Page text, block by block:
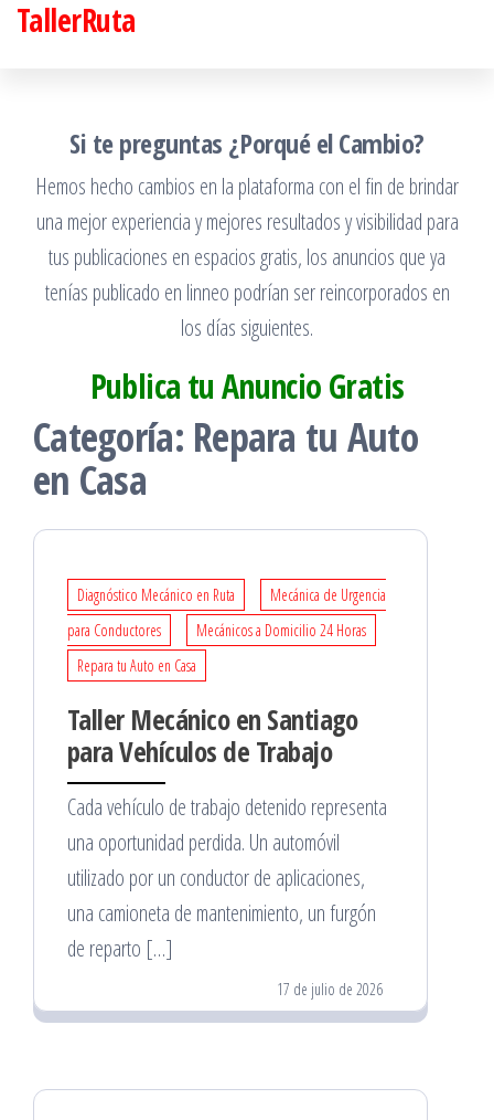
SaltarTallerRuta
Si te preguntas ¿Porqué el Cambio?
Hemos hecho cambios en la plataforma con el fin de brindar
una mejor experiencia y mejores resultados y visibilidad para
tus publicaciones en espacios gratis, los anuncios que ya
tenías publicado en linneo podrían ser reincorporados en
los días siguientes.
Publica tu Anuncio Gratis
Categoría: Repara tu Auto
en Casa
Diagnóstico Mecánico en Ruta
Mecánica de Urgencia
para Conductores
Mecánicos a Domicilio 24 Horas
Repara tu Auto en Casa
Taller Mecánico en Santiago
para Vehículos de Trabajo
Cada vehículo de trabajo detenido representa
una oportunidad perdida. Un automóvil
utilizado por un conductor de aplicaciones,
una camioneta de mantenimiento, un furgón
de reparto […]
17 de julio de 2026